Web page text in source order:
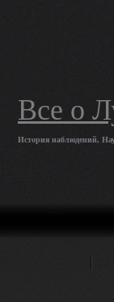
Все о
История наблюдений,